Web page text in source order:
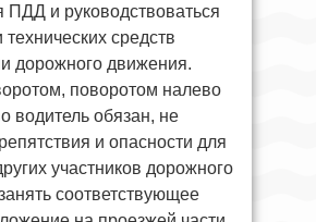
ПДД и руководствоваться
средств
дорожного движения.
поворотом налево
водитель обязан, не
и опасности для
участников дорожного
соответствующее